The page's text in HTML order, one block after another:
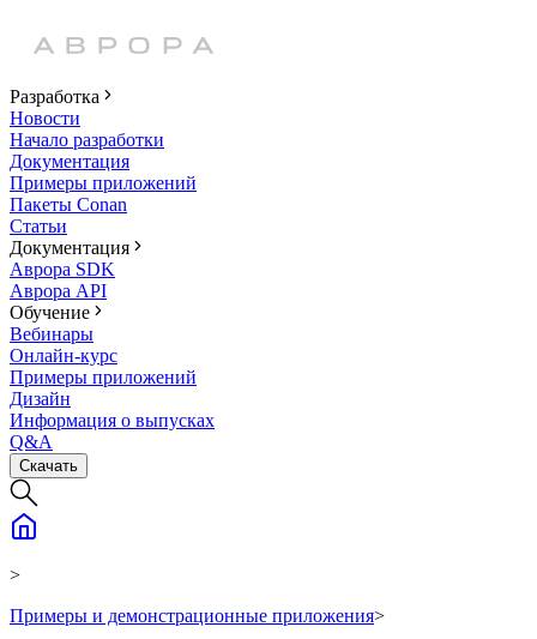
Разработка
Новости
Начало разработки
Документация
Примеры приложений
Пакеты Conan
Статьи
Документация
Аврора SDK
Аврора API
Обучение
Вебинары
Онлайн-курс
Примеры приложений
Дизайн
Информация о выпусках
Q&A
Скачать
>
Примеры и демонстрационные приложения>